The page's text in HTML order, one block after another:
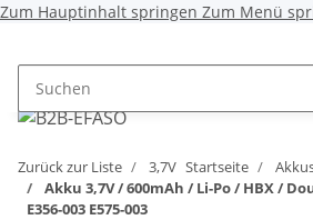
Zum Hauptinhalt springen Zum Menü
Zurück zur Liste 3,7V Startseite
Akku 3,7V / 600mAh / Li-Po / HBX /
E356-003 E575-003